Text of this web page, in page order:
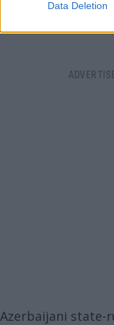
Data Deletion
Azerbaijani state-